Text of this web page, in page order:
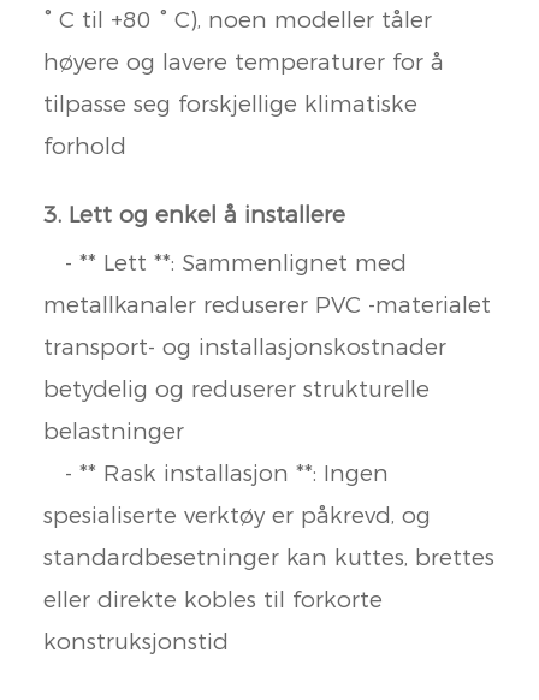
° C til +80 ° C), noen modeller tåler
høyere og lavere temperaturer for å
tilpasse seg forskjellige klimatiske
forhold
3. Lett og enkel å installere
- ** Lett **: Sammenlignet med
metallkanaler reduserer PVC -materialet
transport- og installasjonskostnader
betydelig og reduserer strukturelle
belastninger
- ** Rask installasjon **: Ingen
spesialiserte verktøy er påkrevd, og
standardbesetninger kan kuttes, brettes
eller direkte kobles til forkorte
konstruksjonstid